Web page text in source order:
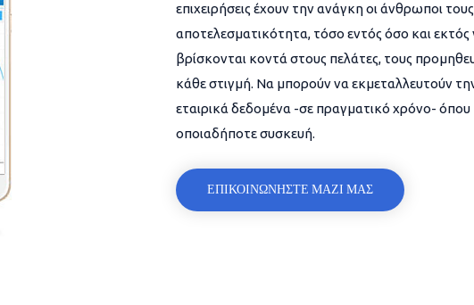
επιχειρήσεις έχουν την ανάγκη οι άνθρωποι
αποτελεσματικότητα, τόσο εντός όσο και εκτός
βρίσκονται κοντά στους πελάτες, τους
κάθε στιγμή. Να μπορούν να εκμεταλλευτούν
εταιρικά δεδομένα -σε πραγματικό χρόνο- όπου
οποιαδήποτε συσκευή.
ΕΠΙΚΟΙΝΩΝΗΣΤΕ ΜΑΖΙ ΜΑΣ